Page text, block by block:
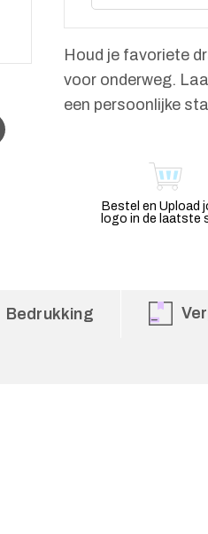
Houd je favoriete
voor onderweg.
een persoonlijke
Bestel en Upload
logo in de laatste
Bedrukking